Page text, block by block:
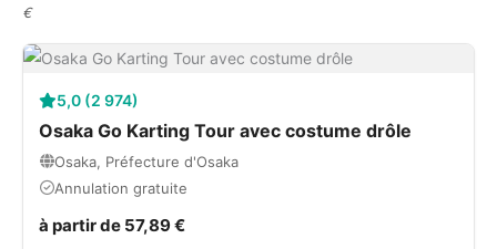
€
5,0 (2 974)
Osaka Go Karting Tour avec costume drôle
Osaka, Préfecture d'Osaka
Annulation gratuite
à partir de 57,89 €